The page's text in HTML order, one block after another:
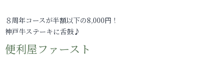
８周年コースが半額以下の8,000円！
神戸牛ステーキに舌鼓♪
便利屋ファースト